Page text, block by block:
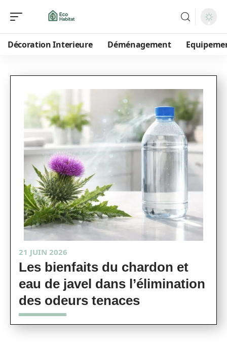
Décoration Interieure Déménagement
21 JUIN 2026
Les bienfaits du chardon et
eau de javel dans l’élimination
des odeurs tenaces